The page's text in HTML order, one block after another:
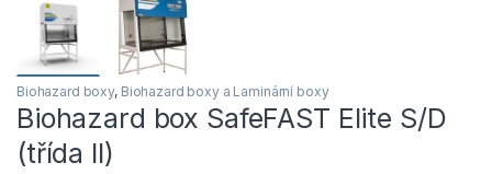
Biohazard boxy, Biohazard boxy a Laminární boxy
Biohazard box SafeFAST Elite S/D
(třída II)